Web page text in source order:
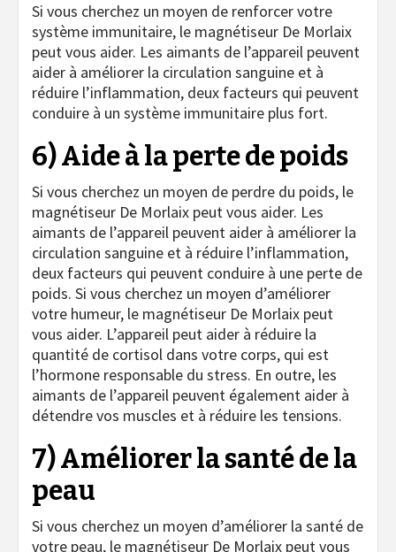
Si vous cherchez un moyen de renforcer votre
système immunitaire, le magnétiseur De Morlaix
peut vous aider. Les aimants de l’appareil peuvent
aider à améliorer la circulation sanguine et à
réduire l’inflammation, deux facteurs qui peuvent
conduire à un système immunitaire plus fort.
6) Aide à la perte de poids
Si vous cherchez un moyen de perdre du poids, le
magnétiseur De Morlaix peut vous aider. Les
aimants de l’appareil peuvent aider à améliorer la
circulation sanguine et à réduire l’inflammation,
deux facteurs qui peuvent conduire à une perte de
poids. Si vous cherchez un moyen d’améliorer
votre humeur, le magnétiseur De Morlaix peut
vous aider. L’appareil peut aider à réduire la
quantité de cortisol dans votre corps, qui est
l’hormone responsable du stress. En outre, les
aimants de l’appareil peuvent également aider à
détendre vos muscles et à réduire les tensions.
7) Améliorer la santé de la
peau
Si vous cherchez un moyen d’améliorer la santé de
votre peau, le magnétiseur De Morlaix peut vous